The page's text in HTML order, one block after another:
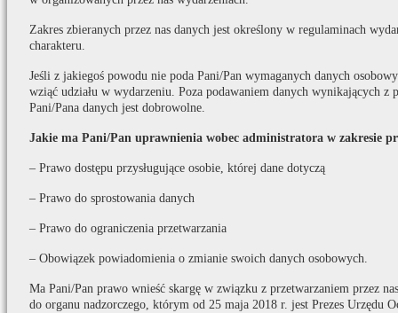
Zakres zbieranych przez nas danych jest określony w regulaminach
charakteru.
Jeśli z jakiegoś powodu nie poda Pani/Pan wymaganych danych
wziąć udziału w wydarzeniu. Poza podawaniem danych wynikających z
Pani/Pana danych jest dobrowolne.
Jakie ma Pani/Pan uprawnienia wobec administratora w zakresie
– Prawo dostępu przysługujące osobie, której dane dotyczą
– Prawo do sprostowania danych
– Prawo do ograniczenia przetwarzania
– Obowiązek powiadomienia o zmianie swoich danych osobowych.
Ma Pani/Pan prawo wnieść skargę w związku z przetwarzaniem przez
do organu nadzorczego, którym od 25 maja 2018 r. jest Prezes Urzędu